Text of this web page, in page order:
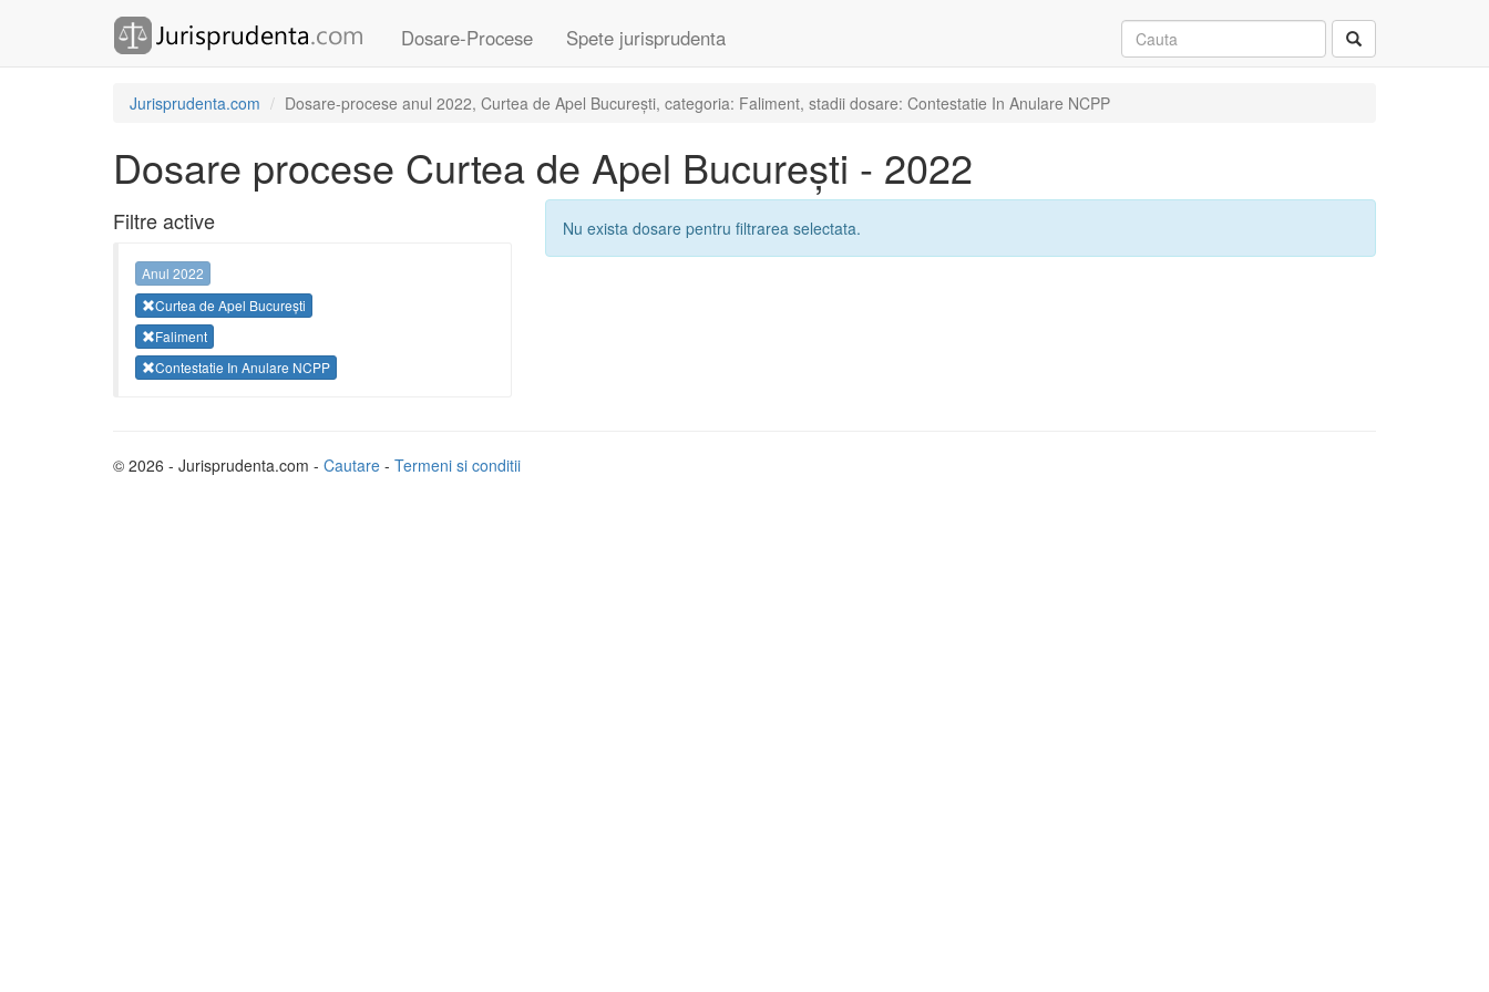
Dosare-Procese Spete jurisprudenta
Jurisprudenta.com Dosare-procese anul 2022, Curtea de Apel București, categoria: Faliment, stadii dosare: Contestatie In Anulare NCPP
Dosare procese Curtea de Apel București - 2022
Filtre active
Anul 2022
Curtea de Apel București
Faliment
Contestatie In Anulare NCPP
Nu exista dosare pentru filtrarea selectata.
© 2026 - Jurisprudenta.com - Cautare - Termeni si conditii